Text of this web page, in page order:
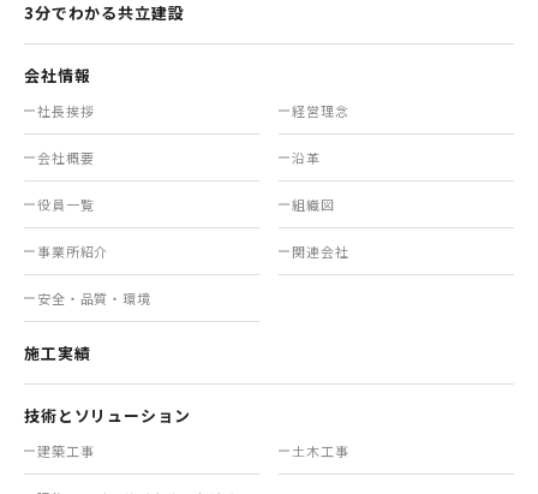
3分でわかる共立建設
会社情報
社長挨拶 経営理念
会社概要 沿革
役員一覧 組織図
事業所紹介 関連会社
安全・品質・環境
施工実績
技術とソリューション
建築工事 土木工事